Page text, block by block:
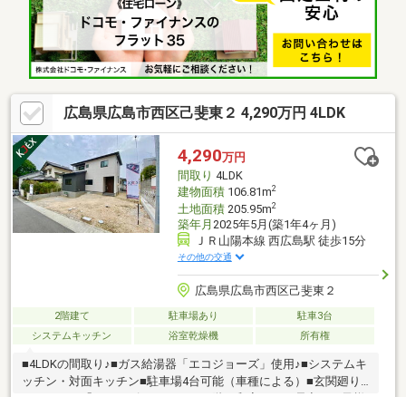
広島県広島市西区己斐東２ 4,290万円 4LDK
4,290万円
間取り 4LDK
建物面積106.81m2
土地面積205.95m2
築年月 2025年5月(築1年4ヶ月)
ＪＲ山陽本線 西広島駅 徒歩15分
その他の交通
広島県広島市西区己斐東２
2階建て 駐車場あり
駐車3台
システムキッチン
浴室乾燥機 所有権
■4LDKの間取り♪■ガス給湯器「エコジョーズ」使用♪■システムキ
ッチン・対面キッチン■駐車場4台可能（車種による）■玄関廻り